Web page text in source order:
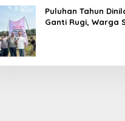
Sekolah
Puluhan Tahun
Ganti Rugi, Warga